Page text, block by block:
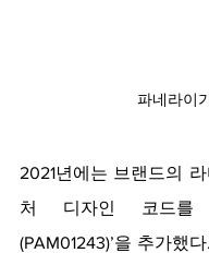
파네라이
2021년에는 브랜드의
처 디자인 코드를
(PAM01243)’을 추가했